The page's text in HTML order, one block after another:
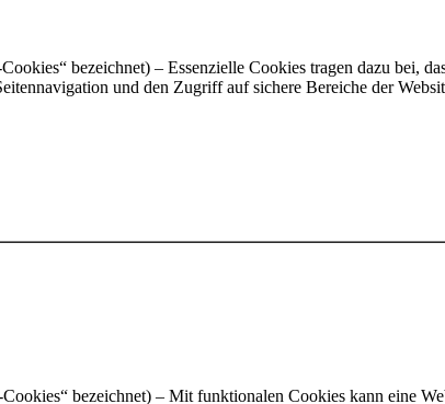
bezeichnet) – Essenzielle Cookies tragen dazu bei,
und den Zugriff auf sichere Bereiche der
bezeichnet) – Mit funktionalen Cookies kann eine